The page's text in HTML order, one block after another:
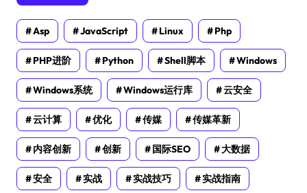
Asp JavaScript Linux Php
PHP进阶 Python Shell脚本 Windows
Windows系统 Windows运行库 云安全
云计算 优化 传媒 传媒革新
内容创新 创新 国际SEO 大数据
安全 实战 实战技巧 实战指南